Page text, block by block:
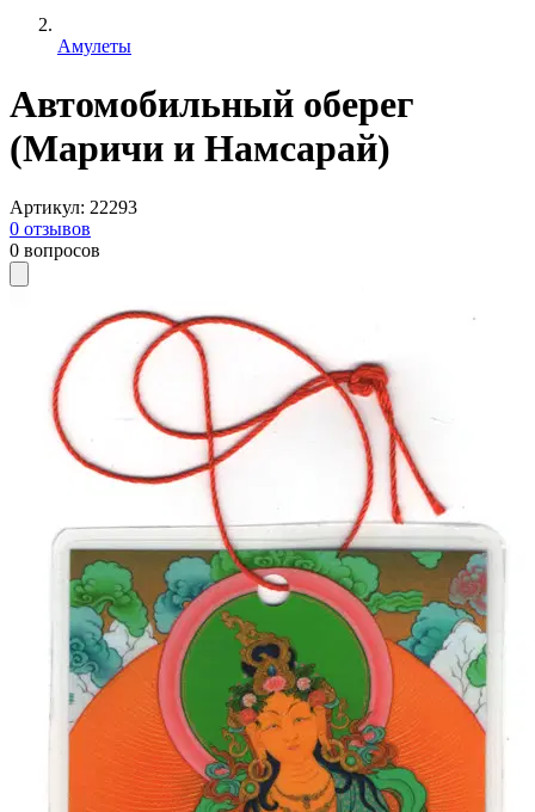
Амулеты
Автомобильный оберег
(Маричи и Намсарай)
Артикул: 22293
0 отзывов
0 вопросов